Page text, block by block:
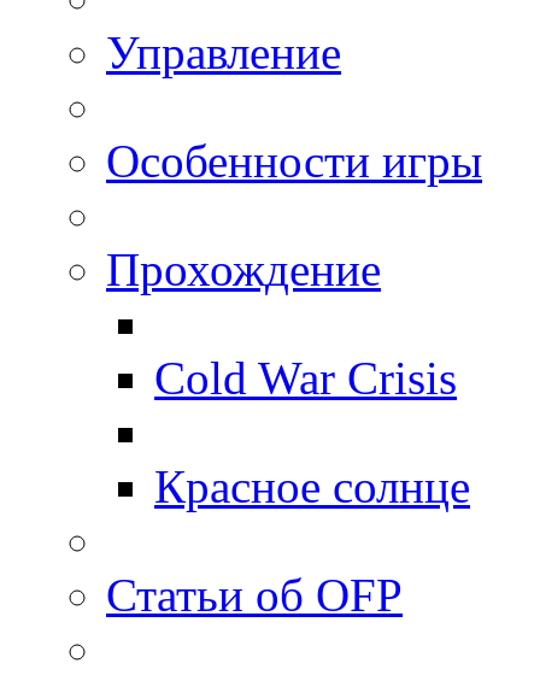
Управление
Особенности игры
Прохождение
Cold War Crisis
Красное солнце
Статьи об OFP